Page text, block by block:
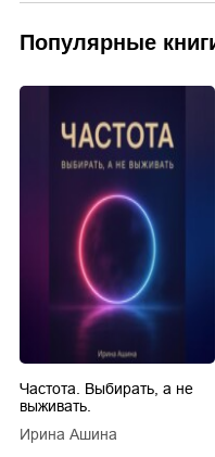
Популярные
Частота. Выбирать, а не
выживать.
Ирина Ашина